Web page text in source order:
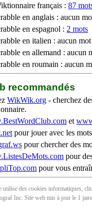
français : 87
en anglais : aucun
en espagnol : 2 mots
en italien : aucun mot
en allemand : aucun
en roumain : aucun
recommandés
WikWik.org - cherchez
et
pour jouer avec les
pour chercher des
pour
pour vous
utilise des cookies informatiques,
Inc. Site web mis à jour le 1